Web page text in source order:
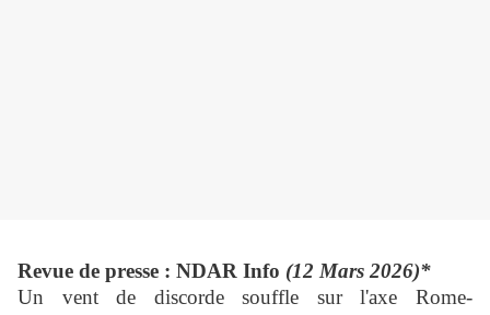
Revue de presse : NDAR Info (12 Mars 2026)*
Un vent de discorde souffle sur l'axe Rome-